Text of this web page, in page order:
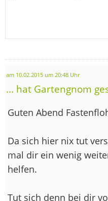
am 10.02.2015 um 20:48 Uhr
... hat Gartengnom
Guten Abend
Da sich hier nix tut
mal dir ein wenig
helfen.
Tut sich denn bei dir